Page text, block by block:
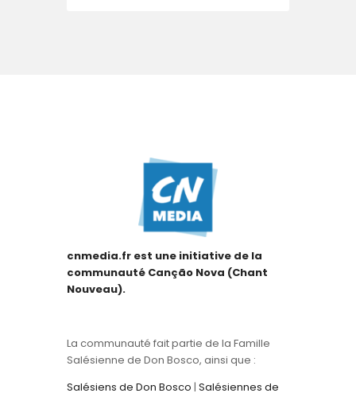
cnmedia.fr est une initiative de la
communauté Canção Nova (Chant
Nouveau).
La communauté fait partie de la Famille
Salésienne de Don Bosco, ainsi que :
Salésiens de Don Bosco | Salésiennes de